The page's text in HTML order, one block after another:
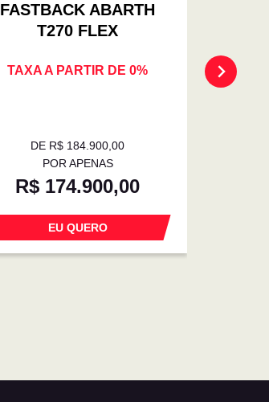
FASTBACK ABARTH
T270 FLEX
TAXA A PARTIR DE 0%
DE R$ 184.900,00
POR APENAS
R$ 174.900,00
EU QUERO